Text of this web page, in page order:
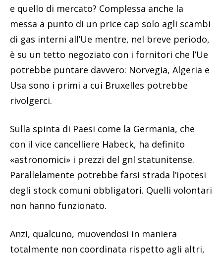
e quello di mercato? Complessa anche la
messa a punto di un price cap solo agli scambi
di gas interni all’Ue mentre, nel breve periodo,
è su un tetto negoziato con i fornitori che l’Ue
potrebbe puntare davvero: Norvegia, Algeria e
Usa sono i primi a cui Bruxelles potrebbe
rivolgerci.
Sulla spinta di Paesi come la Germania, che
con il vice cancelliere Habeck, ha definito
«astronomici» i prezzi del gnl statunitense.
Parallelamente potrebbe farsi strada l’ipotesi
degli stock comuni obbligatori. Quelli volontari
non hanno funzionato.
Anzi, qualcuno, muovendosi in maniera
totalmente non coordinata rispetto agli altri,